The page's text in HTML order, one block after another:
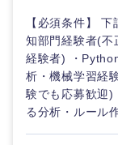
【必須条件】
知部門経験者(不
経験者) ・
析・機械学習経
験でも応募歓迎)
る分析・ルール